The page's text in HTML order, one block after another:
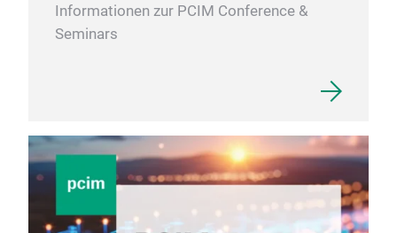
Informationen zur PCIM Conference &
Seminars